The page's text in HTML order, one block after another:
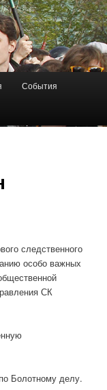
События
следственного
особо важных
СК
Болотному делу.